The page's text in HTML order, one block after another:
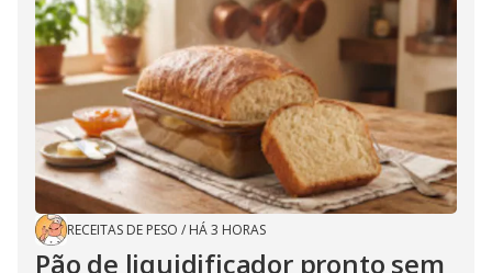
RECEITAS DE PESO / HÁ 3 HORAS
Pão de liquidificador pronto sem